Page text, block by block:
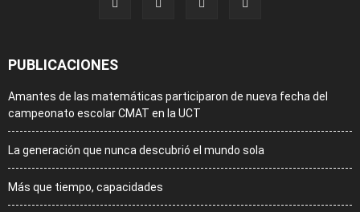
PUBLICACIONES
Amantes de las matemáticas participaron de nueva fecha del
campeonato escolar CMAT en la UCT
La generación que nunca descubrió el mundo sola
Más que tiempo, capacidades